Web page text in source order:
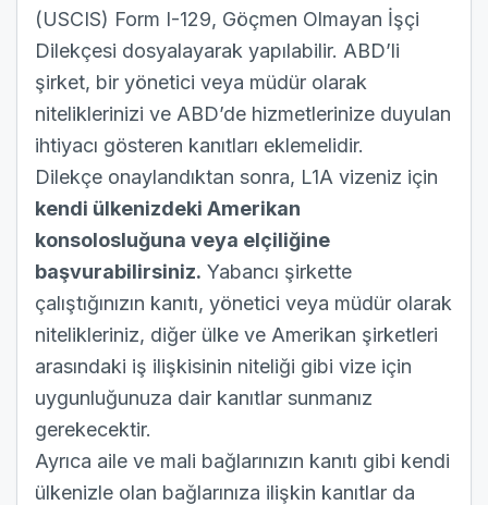
(USCIS) Form I-129, Göçmen Olmayan İşçi
Dilekçesi dosyalayarak yapılabilir. ABD’li
şirket, bir yönetici veya müdür olarak
niteliklerinizi ve ABD’de hizmetlerinize duyulan
ihtiyacı gösteren kanıtları eklemelidir.
Dilekçe onaylandıktan sonra, L1A vizeniz için
kendi ülkenizdeki Amerikan
konsolosluğuna veya elçiliğine
başvurabilirsiniz. Yabancı şirkette
çalıştığınızın kanıtı, yönetici veya müdür olarak
nitelikleriniz, diğer ülke ve Amerikan şirketleri
arasındaki iş ilişkisinin niteliği gibi vize için
uygunluğunuza dair kanıtlar sunmanız
gerekecektir.
Ayrıca aile ve mali bağlarınızın kanıtı gibi kendi
ülkenizle olan bağlarınıza ilişkin kanıtlar da